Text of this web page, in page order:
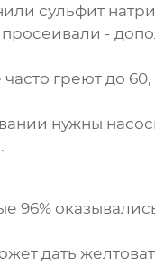
сульфит
-
греют до
нужны
96%
дать